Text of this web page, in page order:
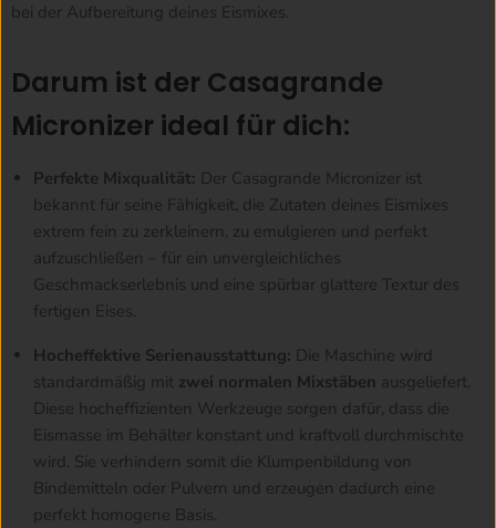
bei der Aufbereitung deines Eismixes.
Darum ist der Casagrande
Micronizer ideal für dich:
Perfekte Mixqualität: Der Casagrande Micronizer ist
bekannt für seine Fähigkeit, die Zutaten deines Eismixes
extrem fein zu zerkleinern, zu emulgieren und perfekt
aufzuschließen – für ein unvergleichliches
Geschmackserlebnis und eine spürbar glattere Textur des
fertigen Eises.
Hocheffektive Serienausstattung: Die Maschine wird
standardmäßig mit zwei normalen Mixstäben ausgeliefert.
Diese hocheffizienten Werkzeuge sorgen dafür, dass die
Eismasse im Behälter konstant und kraftvoll durchmischte
wird. Sie verhindern somit die Klumpenbildung von
Bindemitteln oder Pulvern und erzeugen dadurch eine
perfekt homogene Basis.